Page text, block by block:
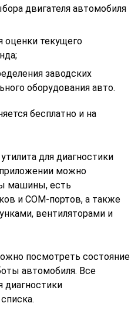
двигателя автомобиля
оценки текущего
заводских
оборудования авто.
бесплатно и на
для диагностики
можно
машины, есть
и COM-портов, а также
вентиляторами и
посмотреть состояние
автомобиля. Все
диагностики